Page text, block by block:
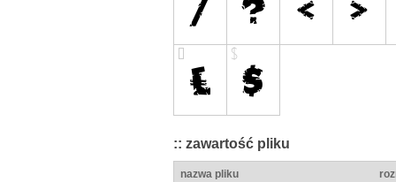
:: zawartość pliku
nazwa pliku